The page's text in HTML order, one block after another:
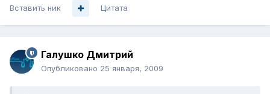
Вставить ник Цитата
Галушко Дмитрий
Опубликовано 25 января, 2009